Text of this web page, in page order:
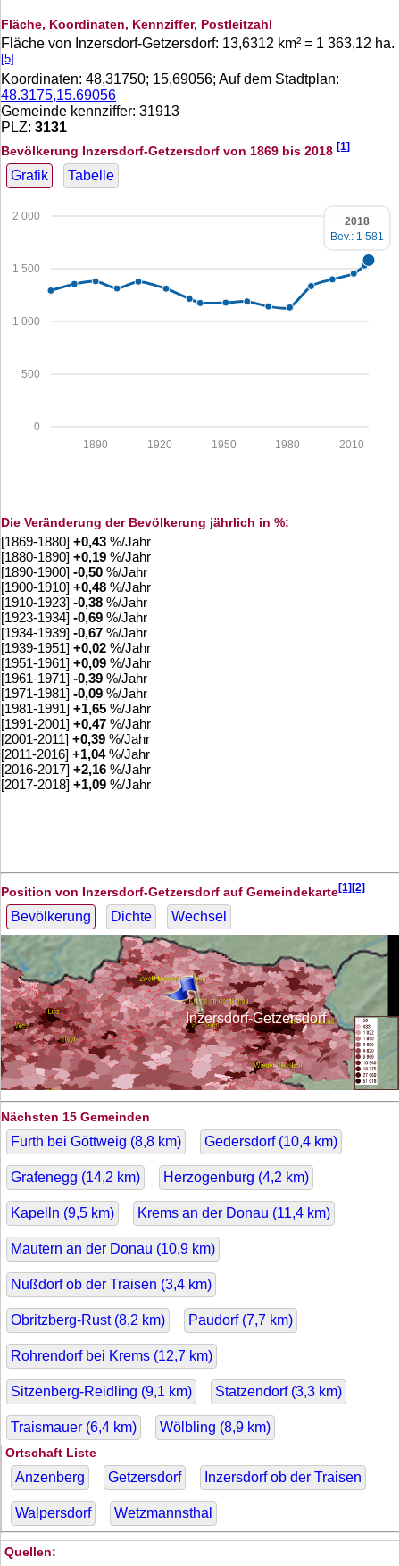
Fläche, Koordinaten, Kennziffer, Postleitzahl
Fläche von Inzersdorf-Getzersdorf: 13,6312 km² = 1 363,12 ha.
[5]
Koordinaten: 48,31750; 15,69056; Auf dem Stadtplan:
48.3175,15.69056
Gemeinde kennziffer: 31913
PLZ: 3131
Bevölkerung Inzersdorf-Getzersdorf von 1869 bis 2018 [1]
Grafik Tabelle
0
500
1 000
1 500
2 000
2010
1980
1950
1920
1890
2018
Bev.: 1 581
Die Veränderung der Bevölkerung jährlich in %:
[1869-1880] +0,43 %/Jahr
[1880-1890] +0,19 %/Jahr
[1890-1900] -0,50 %/Jahr
[1900-1910] +0,48 %/Jahr
[1910-1923] -0,38 %/Jahr
[1923-1934] -0,69 %/Jahr
[1934-1939] -0,67 %/Jahr
[1939-1951] +0,02 %/Jahr
[1951-1961] +0,09 %/Jahr
[1961-1971] -0,39 %/Jahr
[1971-1981] -0,09 %/Jahr
[1981-1991] +1,65 %/Jahr
[1991-2001] +0,47 %/Jahr
[2001-2011] +0,39 %/Jahr
[2011-2016] +1,04%/Jahr
[2016-2017] +2,16 %/Jahr
[2017-2018] +1,09 %/Jahr
Position von Inzersdorf-Getzersdorf auf Gemeindekarte[1][2]
Bevölkerung Dichte Wechsel
Inzersdorf-Getzersdorf
Nächsten 15 Gemeinden
Furth bei Göttweig (8,8 km) Gedersdorf (10,4 km)
Grafenegg (14,2 km) Herzogenburg (4,2 km)
Kapelln (9,5 km) Krems an der Donau (11,4 km)
Mautern an der Donau (10,9 km)
Nußdorf ob der Traisen (3,4 km)
Obritzberg-Rust (8,2 km) Paudorf (7,7 km)
Rohrendorf bei Krems (12,7 km)
Sitzenberg-Reidling (9,1 km) Statzendorf (3,3 km)
Traismauer (6,4 km) Wölbling (8,9 km)
Ortschaft Liste
Anzenberg Getzersdorf Inzersdorf ob der Traisen
Walpersdorf Wetzmannsthal
Quellen: